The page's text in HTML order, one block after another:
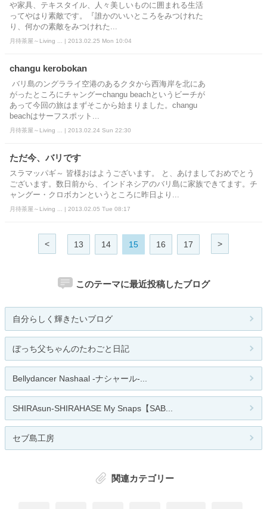
や家具、テキスタイル、人々美しいものに囲まれる生活
ってやはり素敵です。『誰かのいいところをみつけれた
り、何かの素敵をみつけれた...
月待茶屋～Living ... | 2013.02.25 Mon 10:04
changu kerobokan
バリ島のングラライ空港のあるクタから西海岸を北にあ
がったところにチャングーchangu beachというビーチが
あって今回の旅はまずそこから始まりました。changu
beachはサーフスポット...
月待茶屋～Living ... | 2013.02.24 Sun 22:30
ただ今、バリです
スラマッパギ～ 皆様おはようございます。 と、あけましておめでとう
ございます。数日前から、インドネシアのバリ島に家族できてます。チ
ャングー・クロボカンというところに昨日より...
月待茶屋～Living ... | 2013.02.05 Tue 08:17
< 13 14 15 16 17 >
このテーマに最近投稿したブログ
自分らしく輝きたいブログ
ぼっち父ちゃんのたわごと日記
Bellydancer Nashaal -ナシャール-...
SHIRAsun-SHIRAHASE My Snaps【SAB...
セブ島工房
関連カテゴリー